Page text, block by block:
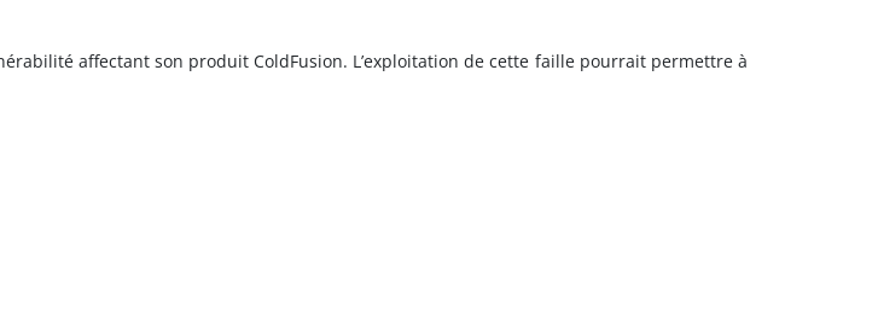
affectant son produit ColdFusion. L’exploitation de cette faille pourrait permettre à